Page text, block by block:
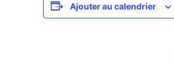
Ajouter au calendrier